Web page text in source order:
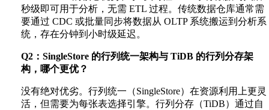
秒级即可用于分析，无需 ETL 过程。传统数据仓库通常需
要通过 CDC 或批量同步将数据从 OLTP 系统搬运到分析系
统，存在分钟到小时级延迟。
Q2：SingleStore 的行列统一架构与 TiDB 的行列分存架
构，哪个更优？
没有绝对优劣。行列统一（SingleStore）在资源利用上更灵
活，但需要为每张表选择引擎。行列分存（TiDB）通过自